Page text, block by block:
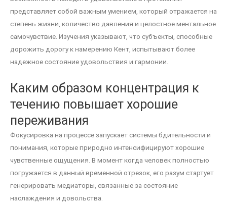
представляет собой важным умением, который отражается на
степень жизни, количество давления и целостное ментальное
самочувствие. Изучения указывают, что субъекты, способные
дорожить дорогу к намерению Кент, испытывают более
надежное состояние удовольствия и гармонии.
Каким образом концентрация к
течению повышает хорошие
переживания
Фокусировка на процессе запускает системы бдительности и
понимания, которые природно интенсифицируют хорошие
чувственные ощущения. В момент когда человек полностью
погружается в данный временной отрезок, его разум стартует
генерировать медиаторы, связанные за состояние
наслаждения и довольства.